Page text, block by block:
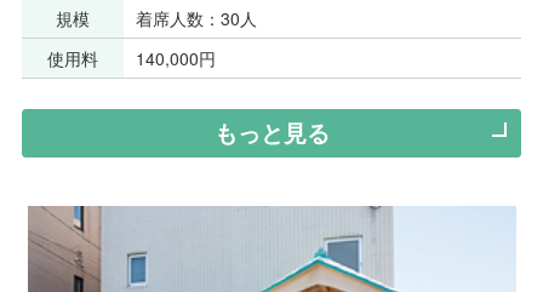
規模
着席人数：30人
使用料
140,000円
もっと見る